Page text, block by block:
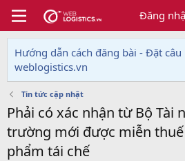
Đăng
Hướng dẫn cách đăng bài - Đặt câu
weblogistics.vn
Tin tức cập nhật
Phải có xác nhận từ Bộ Tài
trường mới được miễn
phẩm tái chế